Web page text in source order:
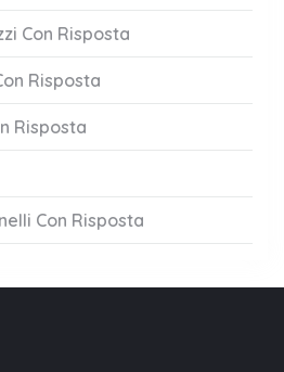
Con Risposta
Risposta
Risposta
Con Risposta